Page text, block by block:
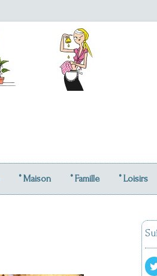
° Maison ° Famille ° Loisirs